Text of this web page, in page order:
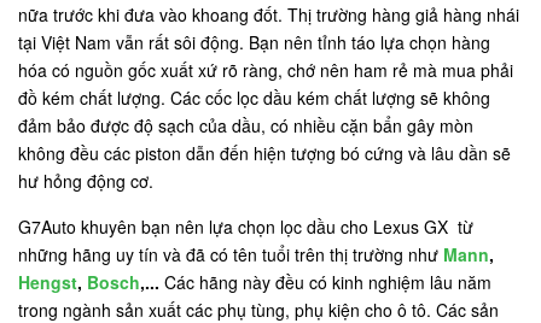
nữa trước khi đưa vào khoang đốt. Thị trường hàng giả hàng nhái
tại Việt Nam vẫn rất sôi động. Bạn nên tỉnh táo lựa chọn hàng
hóa có nguồn gốc xuất xứ rõ ràng, chớ nên ham rẻ mà mua phải
đồ kém chất lượng. Các cốc lọc dầu kém chất lượng sẽ không
đảm bảo được độ sạch của dầu, có nhiều cặn bẩn gây mòn
không đều các piston dẫn đến hiện tượng bó cứng và lâu dần sẽ
hư hỏng động cơ.
G7Auto khuyên bạn nên lựa chọn lọc dầu cho Lexus GX từ
những hãng uy tín và đã có tên tuổi trên thị trường như Mann,
Hengst, Bosch,... Các hãng này đều có kinh nghiệm lâu năm
trong ngành sản xuất các phụ tùng, phụ kiện cho ô tô. Các sản